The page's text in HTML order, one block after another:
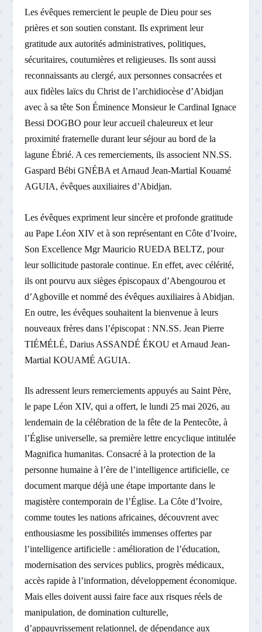
Les évêques remercient le peuple de Dieu pour ses
prières et son soutien constant. Ils expriment leur
gratitude aux autorités administratives, politiques,
sécuritaires, coutumières et religieuses. Ils sont aussi
reconnaissants au clergé, aux personnes consacrées et
aux fidèles laïcs du Christ de l’archidiocèse d’Abidjan
avec à sa tête Son Éminence Monsieur le Cardinal Ignace
Bessi DOGBO pour leur accueil chaleureux et leur
proximité fraternelle durant leur séjour au bord de la
lagune Ébrié. A ces remerciements, ils associent NN.SS.
Gaspard Bébi GNÉBA et Arnaud Jean-Martial Kouamé
AGUIA, évêques auxiliaires d’Abidjan.
Les évêques expriment leur sincère et profonde gratitude
au Pape Léon XIV et à son représentant en Côte d’Ivoire,
Son Excellence Mgr Mauricio RUEDA BELTZ, pour
leur sollicitude pastorale continue. En effet, avec célérité,
ils ont pourvu aux sièges épiscopaux d’Abengourou et
d’Agboville et nommé des évêques auxiliaires à Abidjan.
En outre, les évêques souhaitent la bienvenue à leurs
nouveaux frères dans l’épiscopat : NN.SS. Jean Pierre
TIÉMÉLÉ, Darius ASSANDÉ ÉKOU et Arnaud Jean-
Martial KOUAMÉ AGUIA.
Ils adressent leurs remerciements appuyés au Saint Père,
le pape Léon XIV, qui a offert, le lundi 25 mai 2026, au
lendemain de la célébration de la fête de la Pentecôte, à
l’Église universelle, sa première lettre encyclique intitulée
Magnifica humanitas. Consacré à la protection de la
personne humaine à l’ère de l’intelligence artificielle, ce
document marque déjà une étape importante dans le
magistère contemporain de l’Église. La Côte d’Ivoire,
comme toutes les nations africaines, découvrent avec
enthousiasme les possibilités immenses offertes par
l’intelligence artificielle : amélioration de l’éducation,
modernisation des services publics, progrès médicaux,
accès rapide à l’information, développement économique.
Mais elles doivent aussi faire face aux risques réels de
manipulation, de domination culturelle,
d’appauvrissement relationnel, de dépendance aux